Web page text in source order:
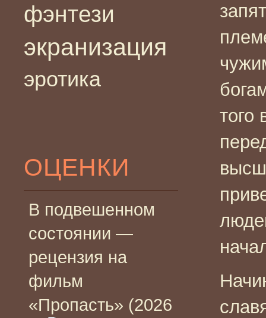
фэнтези
экранизация
эротика
ОЦЕНКИ
В подвешенном
состоянии —
рецензия на
фильм
«Пропасть» (2026
того